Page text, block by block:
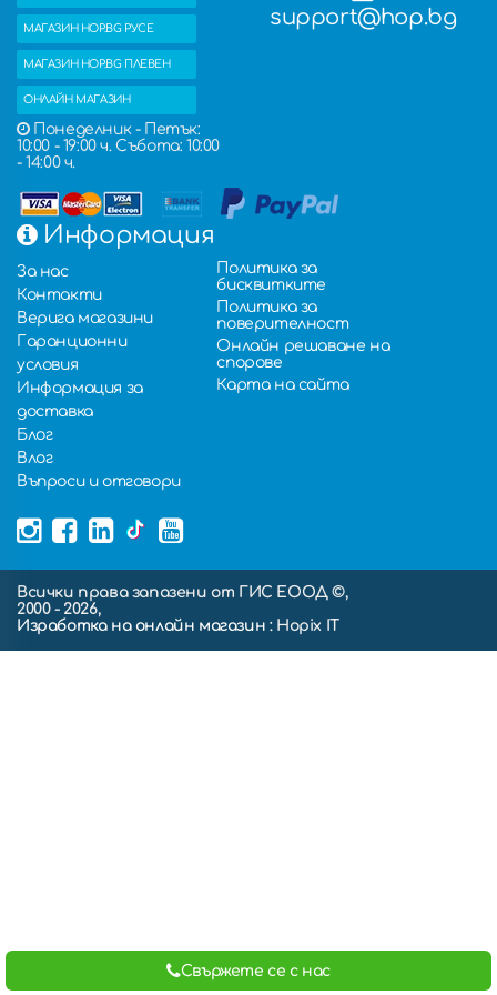
МАГАЗИН HOP.BG РУСЕ
МАГАЗИН HOP.BG ПЛЕВЕН
ОНЛАЙН МАГАЗИН
Понеделник - Петък:
10:00 - 19:00 ч. Събота: 10:00
- 14:00 ч.
support@hop.bg
Информация
За нас
Контакти
Верига магазини
Гаранционни
условия
Информация за
доставка
Блог
Влог
Въпроси и отговори
Политика за
бисквитките
Политика за
поверителност
Онлайн решаване на
спорове
Карта на сайта
Всички права запазени от ГИС ЕООД ©,
2000 - 2026,
Изработка на онлайн магазин : Hopix IT
Свържете се с нас